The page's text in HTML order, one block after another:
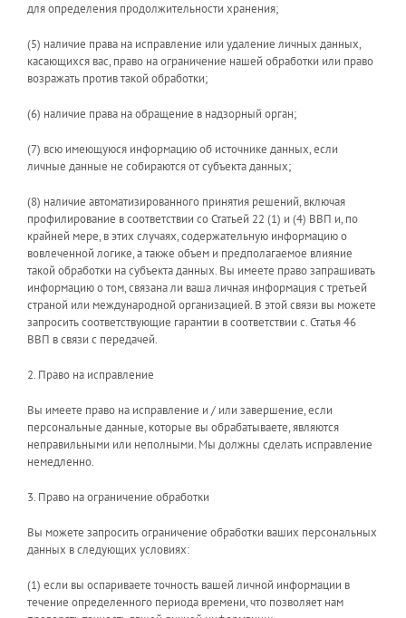
для определения продолжительности хранения;
(5) наличие права на исправление или удаление личных данных,
касающихся вас, право на ограничение нашей обработки или право
возражать против такой обработки;
(6) наличие права на обращение в надзорный орган;
(7) всю имеющуюся информацию об источнике данных, если
личные данные не собираются от субъекта данных;
(8) наличие автоматизированного принятия решений, включая
профилирование в соответствии со Статьей 22 (1) и (4) ВВП и, по
крайней мере, в этих случаях, содержательную информацию о
вовлеченной логике, а также объем и предполагаемое влияние
такой обработки на субъекта данных. Вы имеете право запрашивать
информацию о том, связана ли ваша личная информация с третьей
страной или международной организацией. В этой связи вы можете
запросить соответствующие гарантии в соответствии с. Статья 46
ВВП в связи с передачей.
2. Право на исправление
Вы имеете право на исправление и / или завершение, если
персональные данные, которые вы обрабатываете, являются
неправильными или неполными. Мы должны сделать исправление
немедленно.
3. Право на ограничение обработки
Вы можете запросить ограничение обработки ваших персональных
данных в следующих условиях:
(1) если вы оспариваете точность вашей личной информации в
течение определенного периода времени, что позволяет нам